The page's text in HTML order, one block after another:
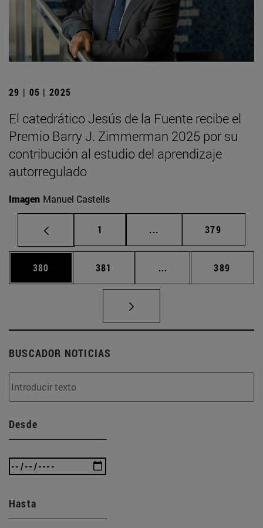
29 | 05 | 2025
El catedrático Jesús de la Fuente recibe el
Premio Barry J. Zimmerman 2025 por su
contribución al estudio del aprendizaje
autorregulado
Imagen Manuel Castells
Página
1 ... Páginas intermedias
Página
379
Página
380 Página
381 ... Páginas intermedias
Página
389
BUSCADOR NOTICIAS
Desde
Hasta